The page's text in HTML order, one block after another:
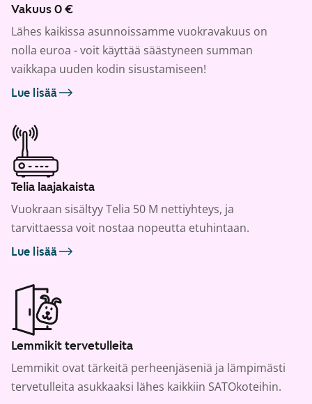
Vakuus 0 €
Lähes kaikissa asunnoissamme vuokravakuus on
nolla euroa - voit käyttää säästyneen summan
vaikkapa uuden kodin sisustamiseen!
Lue lisää
Telia laajakaista
Vuokraan sisältyy Telia 50 M nettiyhteys, ja
tarvittaessa voit nostaa nopeutta etuhintaan.
Lue lisää
Lemmikit tervetulleita
Lemmikit ovat tärkeitä perheenjäseniä ja lämpimästi
tervetulleita asukkaaksi lähes kaikkiin SATOkoteihin.